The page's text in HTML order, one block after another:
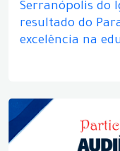
Serranópolis do
resultado do
excelência na